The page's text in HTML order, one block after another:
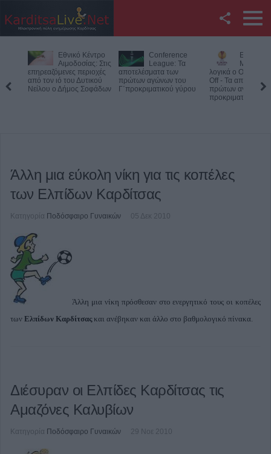
Twitter
YouTube
KarditsaLive.Net
Εθνικό Κέντρο
Αιμοδοσίας: Στις
επηρεαζόμενες περιοχές
από τον ιό του Δυτικού
Νείλου ο Δήμος Σοφάδων
Conference
League: Τα
αποτελέσματα των
πρώτων αγώνων του
Γ΄προκριματικού γύρου
Europa
Με ΤΣΚΑ
λογικά ο ΟΦΗ στα
Off - Τα
πρώτων αγώνων
προκριματικό
Άλλη μια εύκολη νίκη για τις κοπέλες
των Ελπίδων Καρδίτσας
Κατηγορία Ποδόσφαιρο Γυναικών 05 Δεκ 2010
Άλλη μια νίκη πρόσθεσαν στο ενεργητικό τους οι κοπέλες
των Ελπίδων Καρδίτσαςκαι ανέβηκαν και άλλο στο βαθμολογικό πίνακα.
Διέσυραν οι Ελπίδες Καρδίτσας τις
Αμαζόνες Καλυβίων
Κατηγορία Ποδόσφαιρο Γυναικών 29 Νοε 2010